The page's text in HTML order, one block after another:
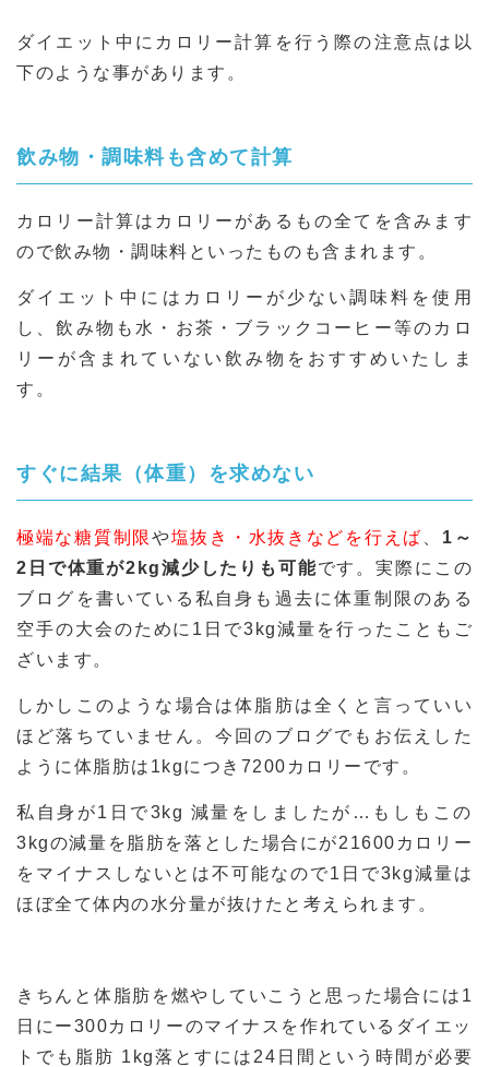
ダイエット中にカロリー計算を行う際の注意点は以
下のような事があります。
飲み物・調味料も含めて計算
カロリー計算はカロリーがあるもの全てを含みます
ので飲み物・調味料といったものも含まれます。
ダイエット中にはカロリーが少ない調味料を使用
し、飲み物も水・お茶・ブラックコーヒー等のカロ
リーが含まれていない飲み物をおすすめいたしま
す。
すぐに結果（体重）を求めない
極端な糖質制限や塩抜き・水抜きなどを行えば
1～
2日で体重が2kg減少したりも可能です。実際にこの
ブログを書いている私自身も過去に体重制限のある
空手の大会のために1日で3kg減量を行ったこともご
ざいます。
しかしこのような場合は体脂肪は全くと言っていい
ほど落ちていません。今回のブログでもお伝えした
ように体脂肪は1kgにつき7200カロリーです。
私自身が1日で3kg 減量をしましたが…もしもこの
3kgの減量を脂肪を落とした場合にが21600カロリー
をマイナスしないとは不可能なので1日で3kg減量は
ほぼ全て体内の水分量が抜けたと考えられます。
きちんと体脂肪を燃やしていこうと思った場合には1
日にー300カロリーのマイナスを作れているダイエッ
トでも脂肪 1kg落とすには24日間という時間が必要